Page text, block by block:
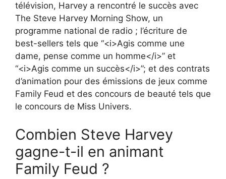
télévision, Harvey a rencontré le succès avec
The Steve Harvey Morning Show, un
programme national de radio ; l’écriture de
best-sellers tels que “<i>Agis comme une
dame, pense comme un homme</i>” et
“<i>Agis comme un succès</i>”; et des contrats
d’animation pour des émissions de jeux comme
Family Feud et des concours de beauté tels que
le concours de Miss Univers.
Combien Steve Harvey
gagne-t-il en animant
Family Feud ?